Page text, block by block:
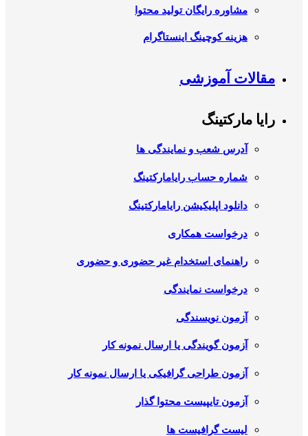
مشاوره رایگان تولید محتوا
هزینه کوچینگ اینستاگرام
مقالات آموزشی
رایا مارکتینگ
آدرس شعب و نمایندگی ها
شماره حساب رایامارکتینگ
دانلود اپلیکیشن رایامارکتینگ
درخواست همکاری
راهنمای استخدام غیر حضوری و حضوری
درخواست نمایندگی
آزمون نویسندگی
آزمون گویندگی یا ارسال نمونه کار
آزمون طراحی گرافیکی یا ارسال نمونه کار
آزمون تایپیست محتوا گذار
لیست گرافیست ها